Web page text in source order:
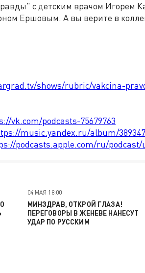
с детским врачом Игорем
Ершовым. А вы верите в
shows/rubric/vakcina-
vk.com/podcasts-75679763
music.yandex.ru/album/
podcasts.apple.com/ru/podcast/
04 МАЯ 18:00
МИНЗДРАВ, ОТКРОЙ ГЛАЗА!
ПЕРЕГОВОРЫ В ЖЕНЕВЕ НАНЕСУТ
УДАР ПО РУССКИМ